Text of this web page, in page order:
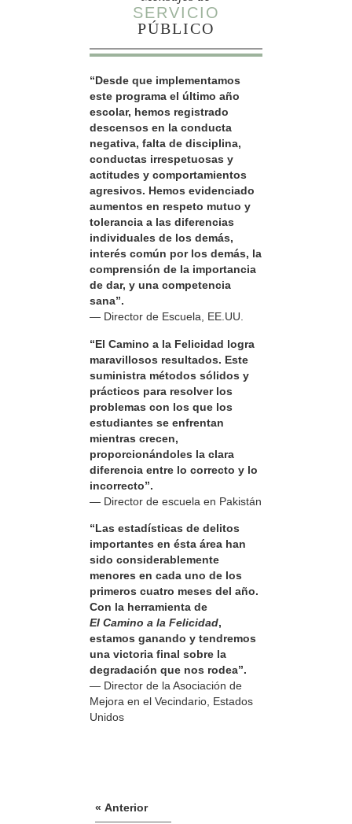
SERVICIO
PÚBLICO
“Desde que implementamos
este programa el último año
escolar, hemos registrado
descensos en la conducta
negativa, falta de disciplina,
conductas irrespetuosas y
actitudes y comportamientos
agresivos. Hemos evidenciado
aumentos en respeto mutuo y
tolerancia a las diferencias
individuales de los demás,
interés común por los demás, la
comprensión de la importancia
de dar, y una competencia
sana”.
— Director de Escuela, EE.UU.
“El Camino a la Felicidad logra
maravillosos resultados. Este
suministra métodos sólidos y
prácticos para resolver los
problemas con los que los
estudiantes se enfrentan
mientras crecen,
proporcionándoles la clara
diferencia entre lo correcto y lo
incorrecto”.
— Director de escuela en Pakistán
“Las estadísticas de delitos
importantes en ésta área han
sido considerablemente
menores en cada uno de los
primeros cuatro meses del año.
Con la herramienta de
El Camino a la Felicidad,
estamos ganando y tendremos
una victoria final sobre la
degradación que nos rodea”.
— Director de la Asociación de
Mejora en el Vecindario, Estados
Unidos
« Anterior